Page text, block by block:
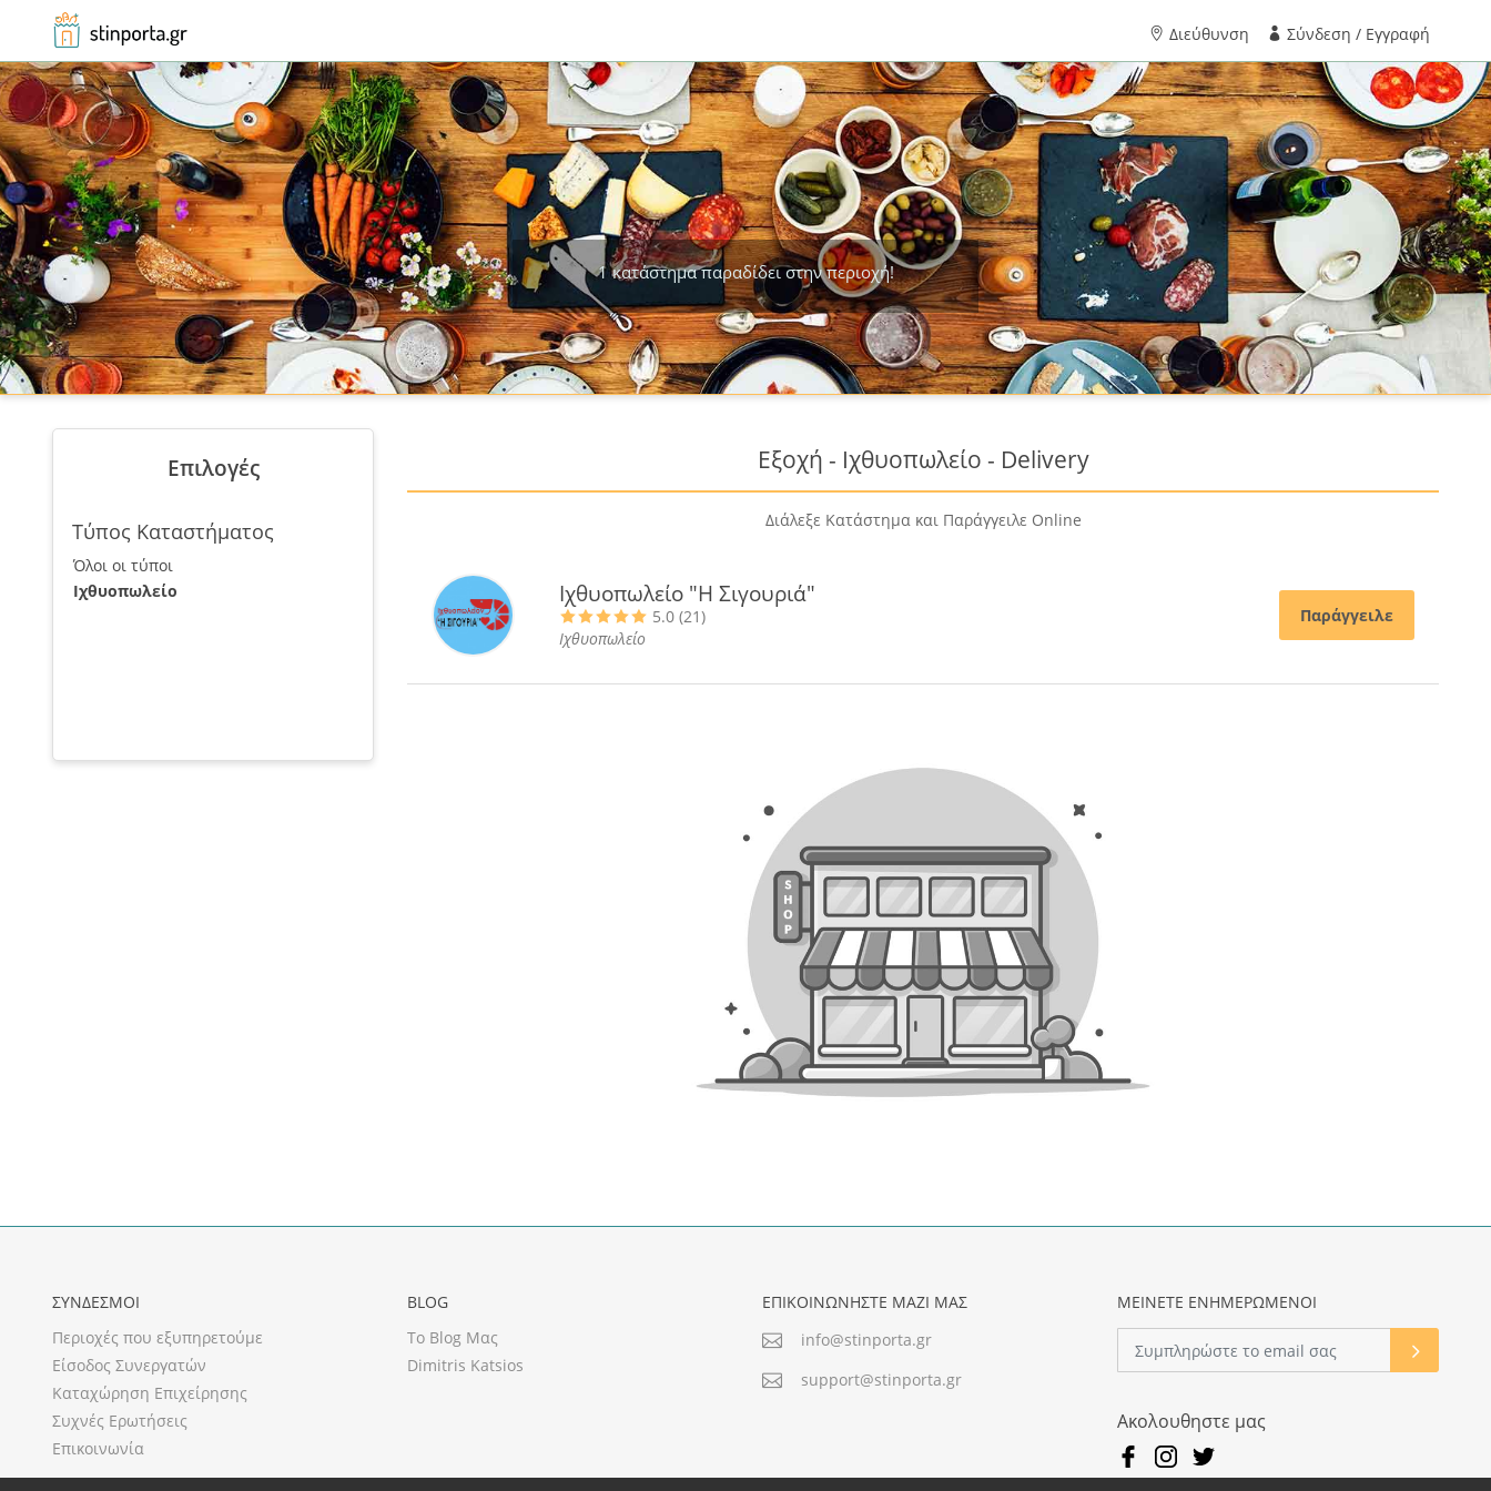
Διεύθυνση Σύνδεση / Εγγραφή
Αρχική Εξοχή / Ιχθυοπωλείο
1 κατάστημα παραδίδει στην περιοχή!
Επιλογές
Τύπος Καταστήματος
Όλοι οι τύποι
Ιχθυοπωλείο
Εξοχή - Ιχθυοπωλείο - Delivery
Διάλεξε Κατάστημα και Παράγγειλε Online
Ιχθυοπωλείο "Η Σιγουριά"
5.0 (21)
Ιχθυοπωλείο
Παράγγειλε
ΣΥΝΔΕΣΜΟΙ
Περιοχές που εξυπηρετούμε
Είσοδος Συνεργατών
Καταχώρηση Επιχείρησης
Συχνές Ερωτήσεις
Επικοινωνία
BLOG
Το Blog Μας
Dimitris Katsios
ΕΠΙΚΟΙΝΩΝΗΣΤΕ ΜΑΖΙ ΜΑΣ
info@stinporta.gr
support@stinporta.gr
ΜΕΙΝΕΤΕ ΕΝΗΜΕΡΩΜΕΝΟΙ
Ακολουθηστε μας